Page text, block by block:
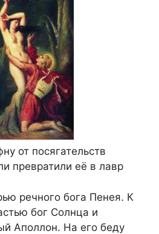
от посягательств
превратили её в лавр
речного бога Пенея. К
бог Солнца и
Аполлон. На его беду